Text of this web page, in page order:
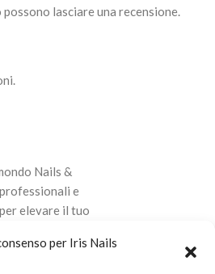
per Iris Nails
lasciare una recensione.
Nails &
e
elevare il tuo